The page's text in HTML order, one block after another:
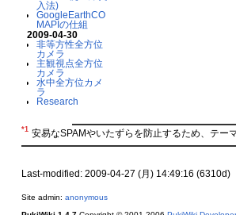
入法)
GoogleEarthCO
MAPIの仕組
2009-04-30
非等方性全方位
カメラ
主観視点全方位
カメラ
水中全方位カメ
ラ
Research
*1 安易なSPAMやいたずらを防止するため、テー
Last-modified: 2009-04-27 (月) 14:49:16 (6310d)
Site admin: anonymous